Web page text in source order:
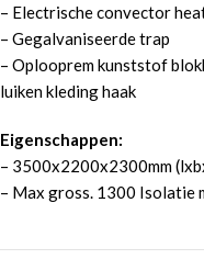
– Electrische convector
– Gegalvaniseerde trap
– Oplooprem kunststof
luiken kleding haak
Eigenschappen:
– 3500x2200x2300mm
– Max gross. 1300 Isolatie